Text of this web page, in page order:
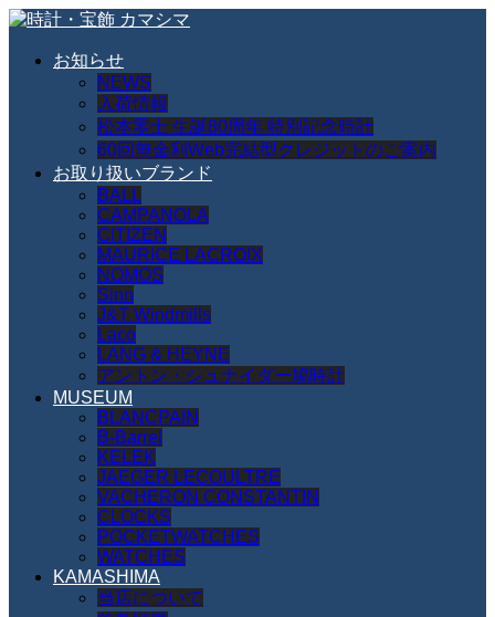
お知らせ
NEWS
入荷情報
松本零士 生誕80周年 特別記念時計
60回無金利Web完結型クレジットのご案内
お取り扱いブランド
BALL
CAMPANOLA
CITIZEN
MAURICE LACROIX
NOMOS
Sinn
J&T Windmills
Laco
LANG & HEYNE
アントン・シュナイダー鳩時計
MUSEUM
BLANCPAIN
B-Barrel
KELEK
JAEGER LECOULTRE
VACHERON CONSTANTIN
CLOCKS
POCKETWATCHES
WATCHES
KAMASHIMA
当店について